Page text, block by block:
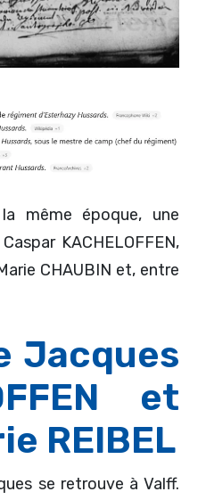
même époque, une
KACHELOFFEN,
CHAUBIN et, entre
Jacques
et
REIBEL
se retrouve à Valff.